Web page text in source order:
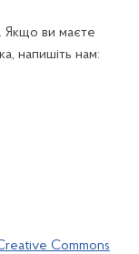
Якщо ви маєте
напишіть нам:
Commons